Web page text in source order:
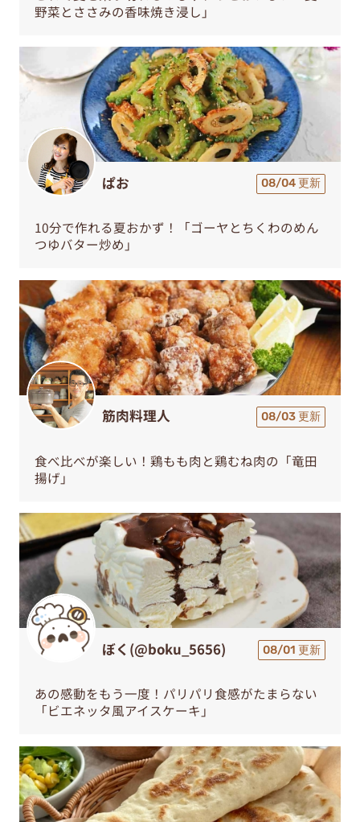
野菜とささみの香味焼き浸し」
ぱお 08/04 更新
10分で作れる夏おかず！「ゴーヤとちくわのめん
つゆバター炒め」
筋肉料理人 08/03 更新
食べ比べが楽しい！鶏もも肉と鶏むね肉の「竜田
揚げ」
ぼく(@boku_5656) 08/01 更新
あの感動をもう一度！パリパリ食感がたまらない
「ビエネッタ風アイスケーキ」